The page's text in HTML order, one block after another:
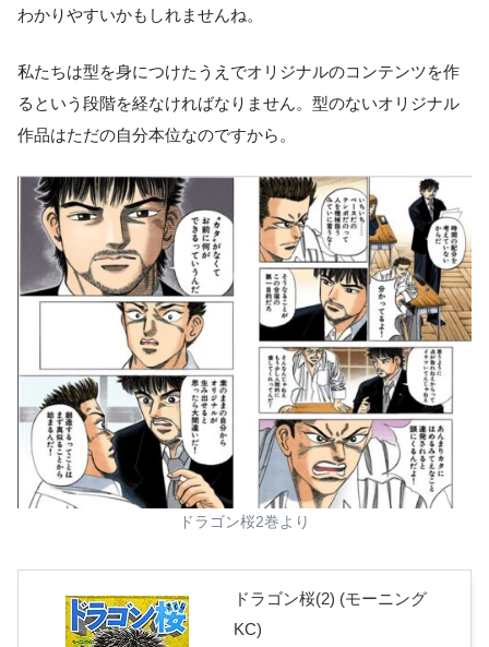
わかりやすいかもしれませんね。
私たちは型を身につけたうえでオリジナルのコンテンツを作
るという段階を経なければなりません。型のないオリジナル
作品はただの自分本位なのですから。
ドラゴン桜2巻より
ドラゴン桜(2) (モーニング
KC)